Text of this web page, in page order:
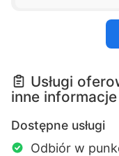
Usługi
inne informacje
Dostępne usługi
Odbiór w